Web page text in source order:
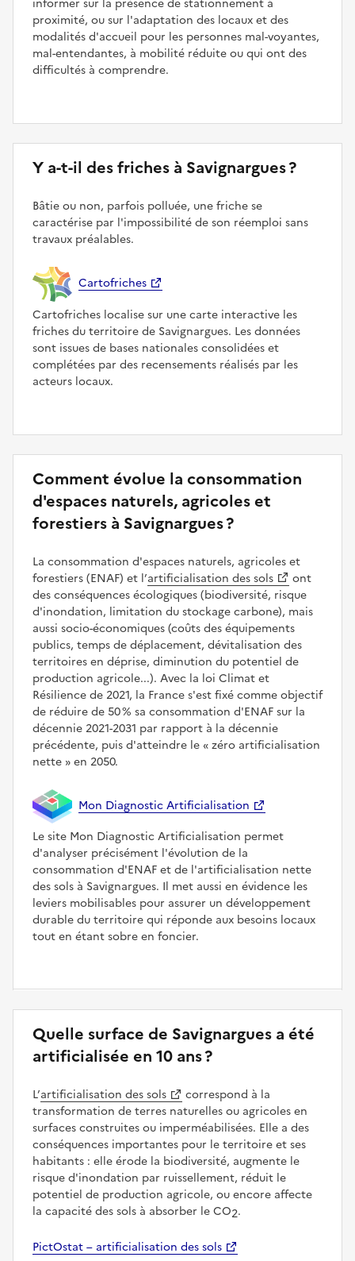
proximité, ou sur l'adaptation des locaux et des
modalités d'accueil pour les personnes mal-voyantes,
mal-entendantes, à mobilité réduite ou qui ont des
difficultés à comprendre.
Y a-t-il des friches à Savignargues ?
Bâtie ou non, parfois polluée, une friche se
caractérise par l'impossibilité de son réemploi sans
travaux préalables.
Cartofriches
Cartofriches localise sur une carte interactive les
friches du territoire de Savignargues. Les données
sont issues de bases nationales consolidées et
complétées par des recensements réalisés par les
acteurs locaux.
Comment évolue la consommation
d'espaces naturels, agricoles et
forestiers à Savignargues ?
La consommation d'espaces naturels, agricoles et
forestiers (ENAF) et l’artificialisation des sols
ont
des conséquences écologiques (biodiversité, risque
d'inondation, limitation du stockage carbone), mais
aussi socio-économiques (coûts des équipements
publics, temps de déplacement, dévitalisation des
territoires en déprise, diminution du potentiel de
production agricole...). Avec la loi Climat et
Résilience de 2021, la France s'est fixé comme objectif
de réduire de 50 % sa consommation d'ENAF sur la
décennie 2021-2031 par rapport à la décennie
précédente, puis d'atteindre le
zéro artificialisation
nette
en 2050.
Mon Diagnostic Artificialisation
Le site Mon Diagnostic Artificialisation permet
d'analyser précisément l'évolution de la
consommation d'ENAF et de l'artificialisation nette
des sols à Savignargues. Il met aussi en évidence les
leviers mobilisables pour assurer un développement
durable du territoire qui réponde aux besoins locaux
tout en étant sobre en foncier.
Quelle surface de Savignargues a été
artificialisée en 10 ans ?
L’artificialisation des sols
correspond à la
transformation de terres naturelles ou agricoles en
surfaces construites ou imperméabilisées. Elle a des
conséquences importantes pour le territoire et ses
habitants : elle érode la biodiversité, augmente le
risque d'inondation par ruissellement, réduit le
potentiel de production agricole, ou encore affecte
la capacité des sols à absorber le CO2.
PictOstat – artificialisation des sols